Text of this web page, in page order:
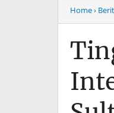
Home›